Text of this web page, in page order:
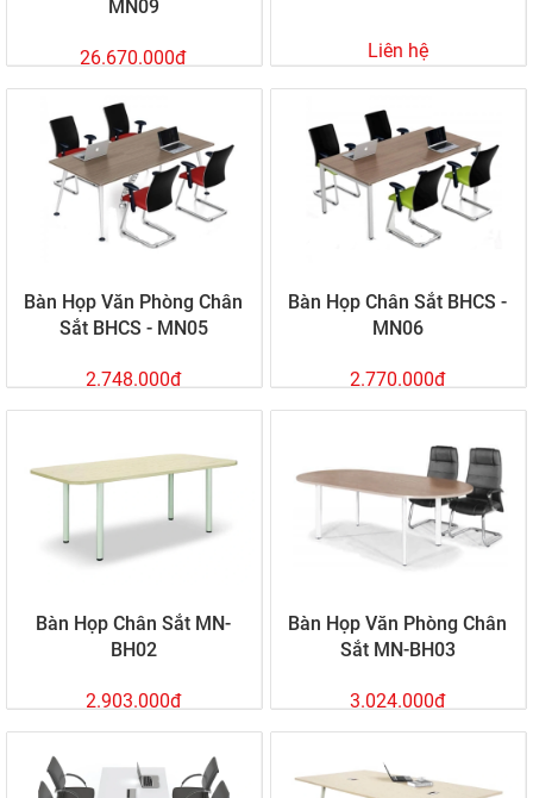
MN09
26.670.000đ Liên hệ
Bàn Họp Văn Phòng Chân
Sắt BHCS - MN05
2.748.000đ
Bàn Họp Chân Sắt BHCS -
MN06
2.770.000đ
Bàn Họp Chân Sắt MN-
BH02
2.903.000đ
Bàn Họp Văn Phòng Chân
Sắt MN-BH03
3.024.000đ